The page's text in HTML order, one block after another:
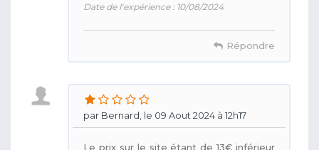
Date de l'expérience : 10/08/2024
Répondre
par Bernard, le 09 Aout 2024 à 12h17
Le prix sur le site étant de 13€ inférieur